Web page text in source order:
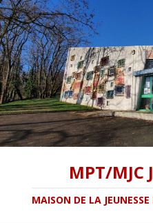
MPT/MJC
MAISON DE LA